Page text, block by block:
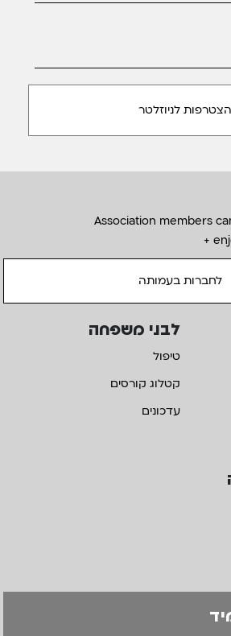
Association members
+
לחברות בעמותה
לבני משפחה
טיפול
קטלוג קורסים
עדכונים